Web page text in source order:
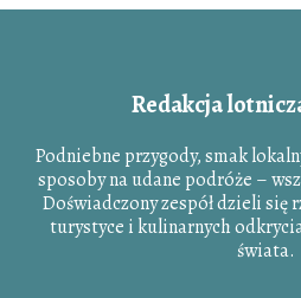
Redakcja
Podniebne przygody, smak
sposoby na udane podróże –
Doświadczony zespół dzieli się
turystyce i kulinarnych
świata.